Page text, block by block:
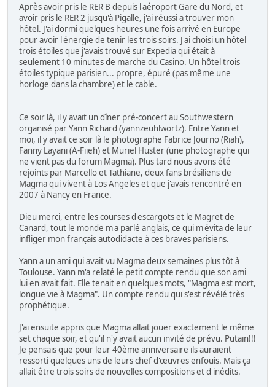
Après avoir pris le RER B depuis l'aéroport Gare du Nord, et
avoir pris le RER 2 jusqu'à Pigalle, j'ai réussi a trouver mon
hôtel. J'ai dormi quelques heures une fois arrivé en Europe
pour avoir l'énergie de tenir les trois soirs. J'ai choisi un hôtel
trois étoiles que j'avais trouvé sur Expedia qui était à
seulement 10 minutes de marche du Casino. Un hôtel trois
étoiles typique parisien... propre, épuré (pas même une
horloge dans la chambre) et le cable.
Ce soir là, il y avait un dîner pré-concert au Southwestern
organisé par Yann Richard (yannzeuhlwortz). Entre Yann et
moi, il y avait ce soir là le photographe Fabrice Journo (Riah),
Fanny Layani (A-Fiieh) et Muriel Huster (une photographe qui
ne vient pas du forum Magma). Plus tard nous avons été
rejoints par Marcello et Tathiane, deux fans brésiliens de
Magma qui vivent à Los Angeles et que j'avais rencontré en
2007 à Nancy en France.
Dieu merci, entre les courses d'escargots et le Magret de
Canard, tout le monde m'a parlé anglais, ce qui m'évita de leur
infliger mon français autodidacte à ces braves parisiens.
Yann a un ami qui avait vu Magma deux semaines plus tôt à
Toulouse. Yann m'a relaté le petit compte rendu que son ami
lui en avait fait. Elle tenait en quelques mots, "Magma est mort,
longue vie à Magma". Un compte rendu qui s'est révélé très
prophétique.
J'ai ensuite appris que Magma allait jouer exactement le même
set chaque soir, et qu'il n'y avait aucun invité de prévu. Putain!!!
Je pensais que pour leur 40ème anniversaire ils auraient
ressorti quelques uns de leurs chef d'œuvres enfouis. Mais ça
allait être trois soirs de nouvelles compositions et d'inédits.